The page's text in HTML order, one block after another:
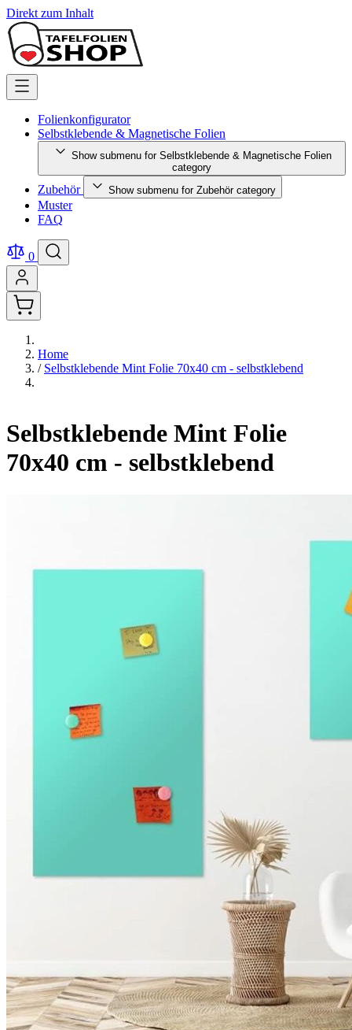
Direkt zum Inhalt
Folienkonfigurator
Selbstklebende & Magnetische Folien
Show submenu for Selbstklebende & Magnetische Folien
category
Zubehör Show submenu for Zubehör category
Muster
FAQ
0
Home
/ Selbstklebende Mint Folie 70x40 cm - selbstklebend
Selbstklebende Mint Folie
70x40 cm - selbstklebend